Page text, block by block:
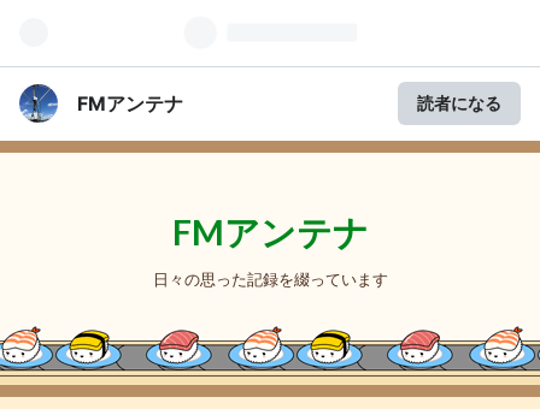
FMアンテナ 読者になる
FMアンテナ
日々の思った記録を綴っています